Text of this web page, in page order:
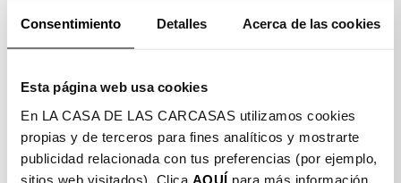
Consentimiento Detalles Acerca de las cookies
Esta página web usa cookies
En LA CASA DE LAS CARCASAS utilizamos cookies
propias y de terceros para fines analíticos y mostrarte
publicidad relacionada con tus preferencias (por ejemplo,
sitios web visitados). Clica AQUÍ para más información.
PASO 2
Colocamos el móvil de manera horizontal. Cogemos el
cristal templado, quitamos el plástico protector, lo
ajustamos y lo dejamos caer suavemente.